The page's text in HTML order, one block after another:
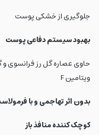
جلوگیری از خشکی پوست
بهبود سیستم دفاعی پوست
حاوی عصاره گل رز فرانسوی و
ویتامین F
بدون اثر تهاجمی و با
کوچک کننده منافذ باز